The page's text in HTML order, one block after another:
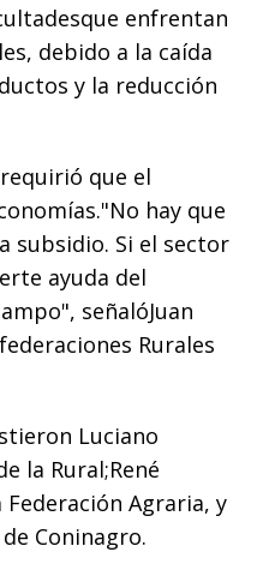
enfrentan
debido a la caída
y la reducción
que el
hay que
subsidio. Si el sector
ayuda del
señalóJuan
Rurales
Luciano
la Rural;René
Agraria, y
Coninagro.